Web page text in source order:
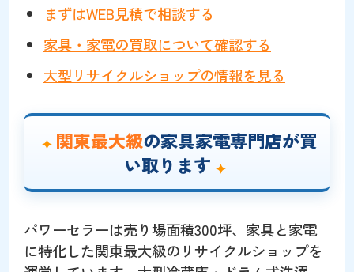
まずはWEB見積で相談する
家具・家電の買取について確認する
大型リサイクルショップの情報を見る
関東最大級の家具家電専門店が買
い取ります
パワーセラーは売り場面積300坪、家具と家電
に特化した関東最大級のリサイクルショップを